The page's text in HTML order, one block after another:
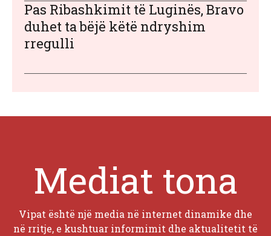
Pas Ribashkimit të Luginës, Bravo
duhet ta bëjë këtë ndryshim
rregulli
Mediat tona
Vipat është një media në internet dinamike dhe
në rritje, e kushtuar informimit dhe aktualitetit të